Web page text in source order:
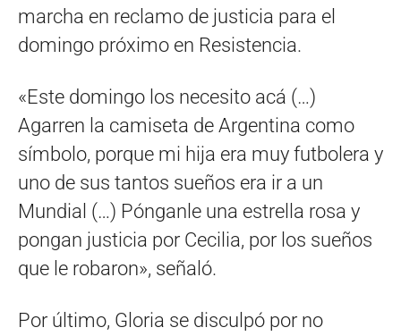
marcha en reclamo de justicia para el
domingo próximo en Resistencia.
«Este domingo los necesito acá (…)
Agarren la camiseta de Argentina como
símbolo, porque mi hija era muy futbolera y
uno de sus tantos sueños era ir a un
Mundial (…) Pónganle una estrella rosa y
pongan justicia por Cecilia, por los sueños
que le robaron», señaló.
Por último, Gloria se disculpó por no